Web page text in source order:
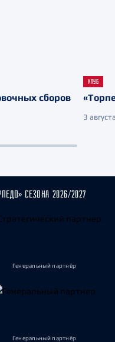
сборов
КЛУБ
3
СЕЗОНА 2026/2027
Генеральный партнёр
Генеральный партнёр